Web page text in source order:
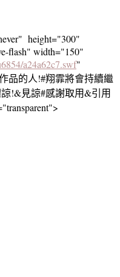
height="300"
flash" width="150"
a24a62c7.swf"
品的人!#翔霏將會持續繼
!&見諒#感謝取用&引用